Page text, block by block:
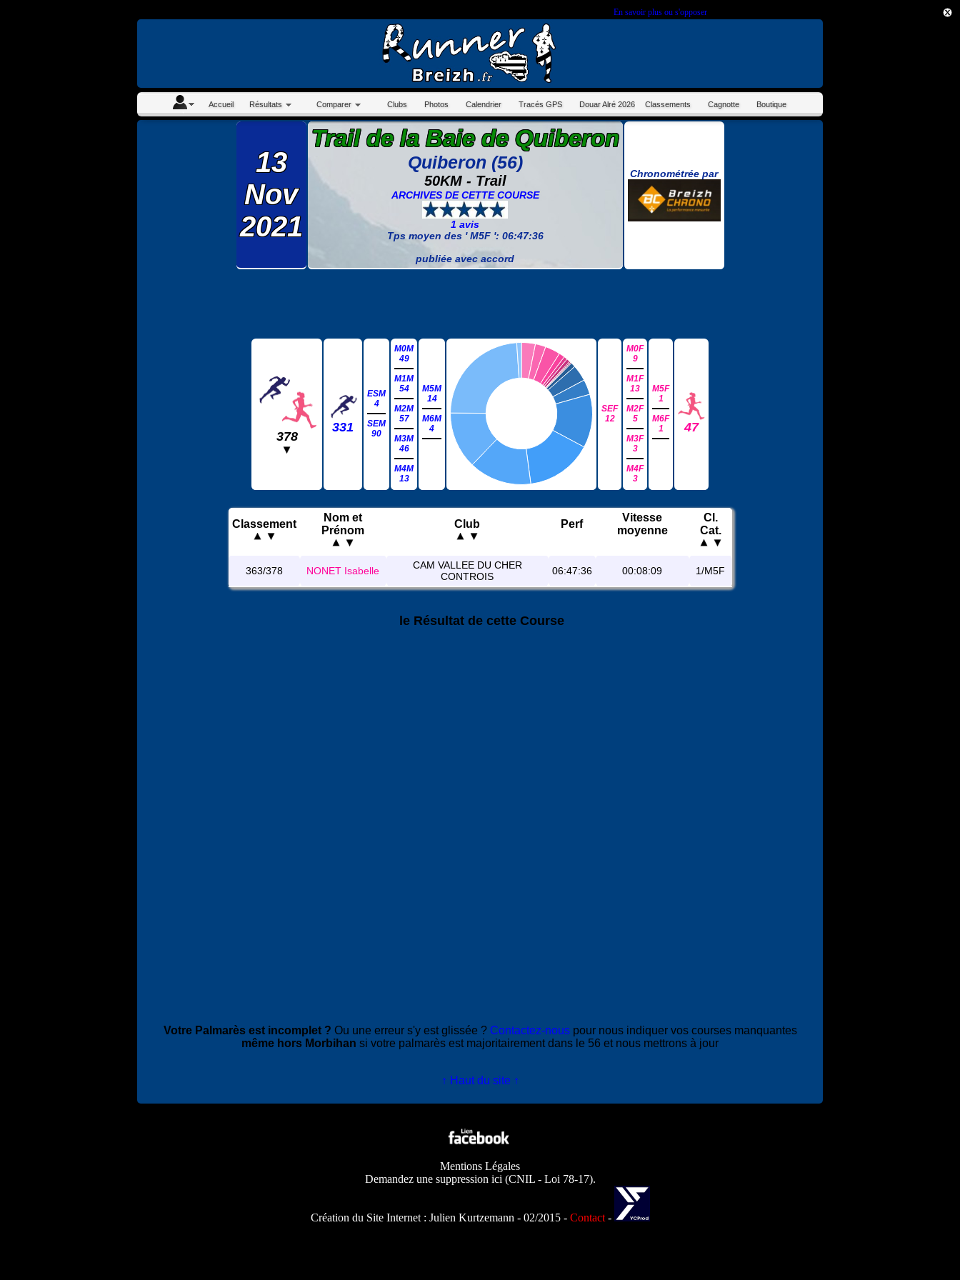
En savoir plus ou s'opposer.
Accueil Résultats Comparer Clubs Photos Calendrier Tracés GPS Douar Alré 2026 Classements Cagnotte Boutique
13
Nov
2021
Trail de la Baie de Quiberon
Quiberon (56)
50KM - Trail
ARCHIVES DE CETTE COURSE
1 avis
Tps moyen des ' M5F ': 06:47:36
publiée avec accord
Chronométrée par
378
331
ESM
4
SEM
90
M0M
49
M1M
54
M2M
57
M3M
46
M4M
13
M5M
14
M6M
4
SEF
12
M0F
9
M1F
13
M2F
5
M3F
3
M4F
3
M5F
1
M6F
1
47
Classement
Nom et
Prénom
Club Perf
Vitesse
moyenne
Cl.
Cat.
363/378 NONET Isabelle
CAM VALLEE DU CHER
CONTROIS
06:47:36 00:08:09 1/M5F
le Résultat de cette Course
Votre Palmarès est incomplet ? Ou une erreur s'y est glissée ? Contactez-nouspour nous indiquer vos courses manquantes
même hors Morbihan si votre palmarès est majoritairement dans le 56 et nous mettrons à jour
↑ Haut du site ↑
Mentions Légales
Demandez une suppression ici (CNIL - Loi 78-17).
Création du Site Internet : Julien Kurtzemann - 02/2015 - Contact-